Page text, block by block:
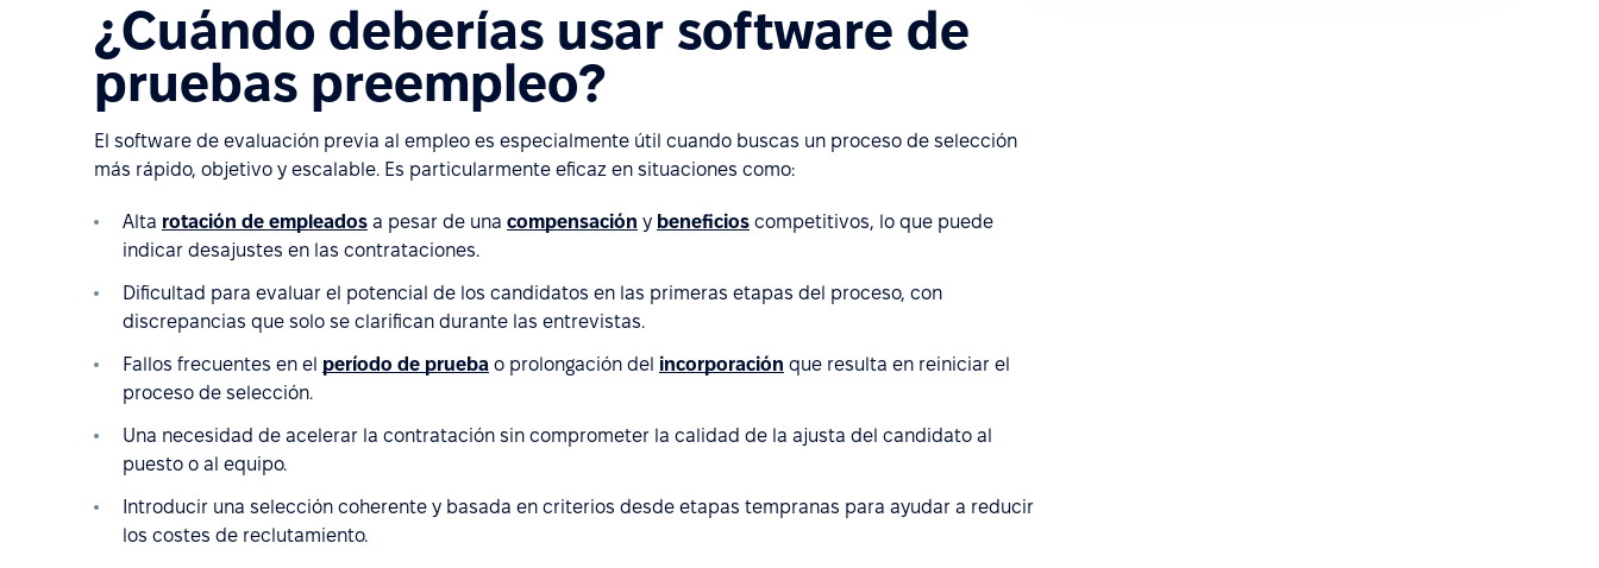
¿Cuándo deberías usar software de
pruebas preempleo?
El software de evaluación previa al empleo es especialmente útil cuando buscas un proceso de selección
más rápido, objetivo y escalable. Es particularmente eficaz en situaciones como:
Alta rotación de empleados a pesar de una compensación y beneficios competitivos, lo que puede
indicar desajustes en las contrataciones.
Dificultad para evaluar el potencial de los candidatos en las primeras etapas del proceso, con
discrepancias que solo se clarifican durante las entrevistas.
Fallos frecuentes en el período de prueba o prolongación del incorporación que resulta en reiniciar el
proceso de selección.
Una necesidad de acelerar la contratación sin comprometer la calidad de la ajusta del candidato al
puesto o al equipo.
Introducir una selección coherente y basada en criterios desde etapas tempranas para ayudar a reducir
los costes de reclutamiento.